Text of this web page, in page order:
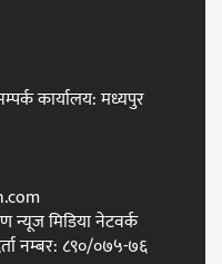
कार्यालय: मध्यपुर
मिडिया नेटवर्क
नम्बर: ८९०/०७५-७६